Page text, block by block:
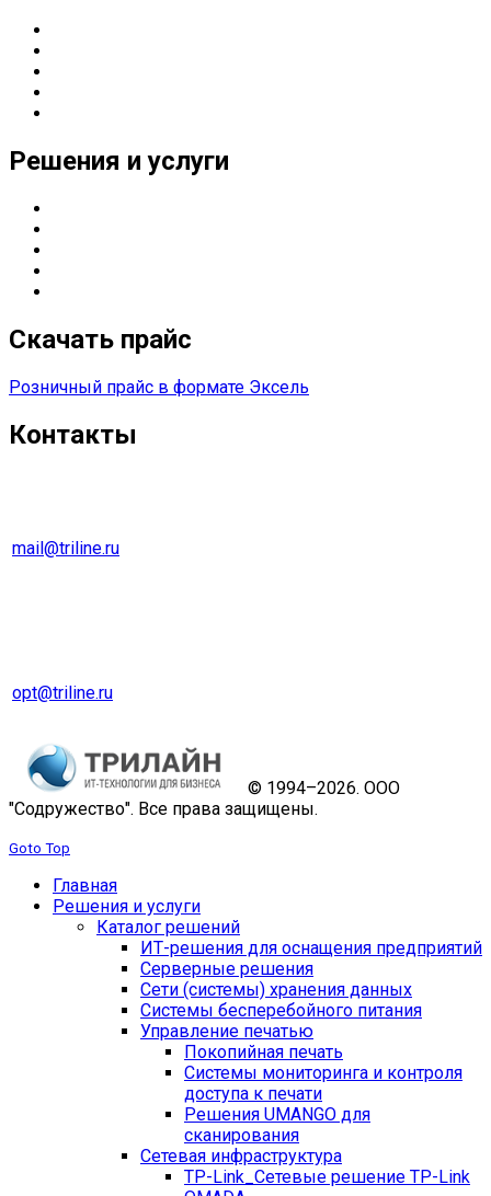
Решения и услуги
Скачать прайс
Розничный прайс в формате Эксель
Контакты
mail@triline.ru
opt@triline.ru
© 1994–2026. ООО
"Содружество". Все права защищены.
Goto Top
Главная
Решения и услуги
Каталог решений
ИТ-решения для оснащения предприятий
Серверные решения
Сети (системы) хранения данных
Системы бесперебойного питания
Управление печатью
Покопийная печать
Системы мониторинга и контроля
доступа к печати
Решения UMANGO для
сканирования
Сетевая инфраструктура
TP-Link_ Сетевые решение TP-Link